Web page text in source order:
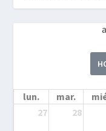
lun. mar.
27
28